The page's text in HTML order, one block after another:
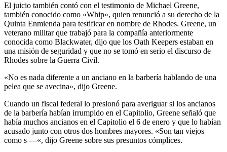
El juicio también contó con el testimonio de Michael Greene,
también conocido como «Whip», quien renunció a su derecho de la
Quinta Enmienda para testificar en nombre de Rhodes. Greene, un
veterano militar que trabajó para la compañía anteriormente
conocida como Blackwater, dijo que los Oath Keepers estaban en
una misión de seguridad y que no se tomó en serio el discurso de
Rhodes sobre la Guerra Civil.
«No es nada diferente a un anciano en la barbería hablando de una
pelea que se avecina», dijo Greene.
Cuando un fiscal federal lo presionó para averiguar si los ancianos
de la barbería habían irrumpido en el Capitolio, Greene señaló que
había muchos ancianos en el Capitolio el 6 de enero y que lo habían
acusado junto con otros dos hombres mayores. «Son tan viejos
como s —«, dijo Greene sobre sus presuntos cómplices.